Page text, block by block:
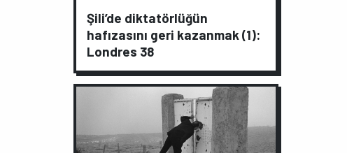
Şili’de diktatörlüğün
hafızasını geri kazanmak (1):
Londres 38